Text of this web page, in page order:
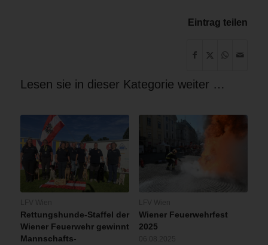
Eintrag teilen
Lesen sie in dieser Kategorie weiter …
Rettungshunde-Staffel der
Wiener Feuerwehr gewinnt
Mannschafts-
Wiener Feuerwehrfest
2025